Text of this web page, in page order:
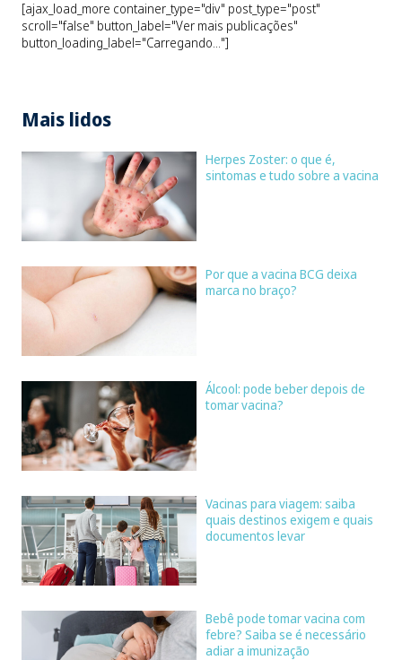
[ajax_load_more container_type="div" post_type="post"
scroll="false" button_label="Ver mais publicações"
button_loading_label="Carregando..."]
Mais lidos
Herpes Zoster: o que é,
sintomas e tudo sobre a vacina
Por que a vacina BCG deixa
marca no braço?
Álcool: pode beber depois de
tomar vacina?
Vacinas para viagem: saiba
quais destinos exigem e quais
documentos levar
Bebê pode tomar vacina com
febre? Saiba se é necessário
adiar a imunização